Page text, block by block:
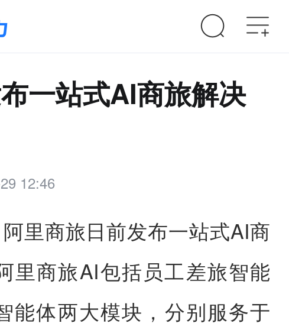
一站式AI商旅解决
12:46
里商旅日前发布一站式AI商
里商旅AI包括员工差旅智能
能体两大模块，分别服务于